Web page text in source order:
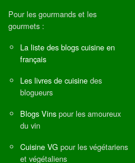
Pour les gourmands et les
gourmets :
La liste des blogs cuisine en
français
Les livres de cuisine des
blogueurs
Blogs Vins pour les amoureux
du vin
Cuisine VG pour les végétariens
et végétaliens